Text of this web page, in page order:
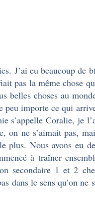
J’ai eu beaucoup de
pas la même chose
belles choses au
peu importe ce qui
s’appelle Coralie, je
on ne s’aimait pas,
plus. Nous avons eu
à traîner
secondaire 1 et 2
dans le sens qu’on ne